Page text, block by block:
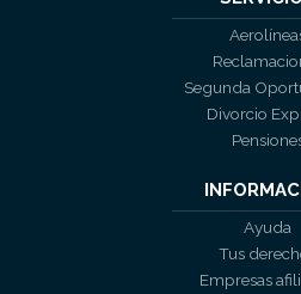
Segunda
Divorcio
Ayuda
Tus
Empresas